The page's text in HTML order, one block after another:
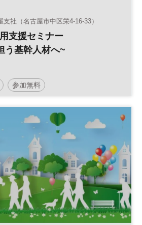
社（名古屋市中区栄4-16-33）
支援セミナー
う基幹人材へ~
参加無料